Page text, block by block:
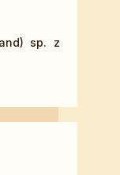
sp. z